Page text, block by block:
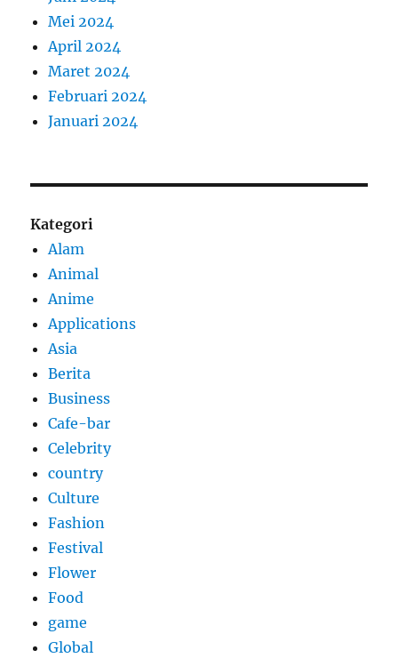
Mei 2024
April 2024
Maret 2024
Februari 2024
Januari 2024
Kategori
Alam
Animal
Anime
Applications
Asia
Berita
Business
Cafe-bar
Celebrity
country
Culture
Fashion
Festival
Flower
Food
game
Global